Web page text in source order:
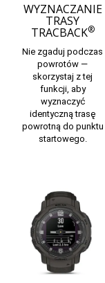
WYZNACZANIE
TRASY
TRACBACK®
Nie zgaduj podczas
powrotów —
skorzystaj z tej
funkcji, aby
wyznaczyć
identyczną trasę
powrotną do punktu
startowego.